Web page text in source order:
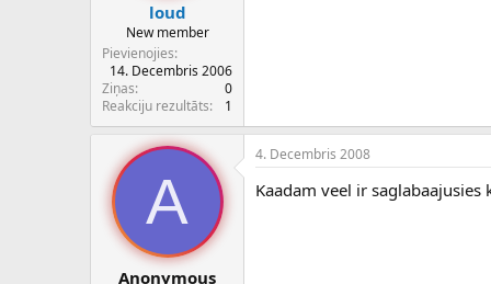
loud
New member
Pievienojies
14. Decembris 2006
Ziņas
0
Reakciju rezultāts
1
A
Anonymous
4. Decembris 2008
Kaadam veel ir saglabaajusies